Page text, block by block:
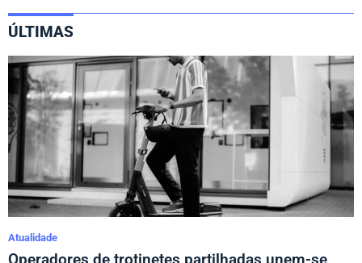
ÚLTIMAS
Atualidade
Operadores de trotinetes partilhadas unem-se